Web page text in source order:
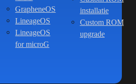
GrapheneOS
LineageOS
LineageOS
for microG
installatie
Custom ROM
upgrade